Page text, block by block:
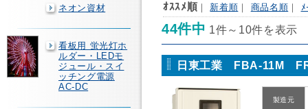
ネオン資材
看板用 蛍光灯ホ
ルダー・LEDモ
ジュール・スイ
ッチング電源
AC-DC
ｵｽｽﾒ順 ｜ 新着順 ｜ 商品名順 ｜ ﾒ
44件中 1件～10件を表示
日東工業 FBA-11M
製造元